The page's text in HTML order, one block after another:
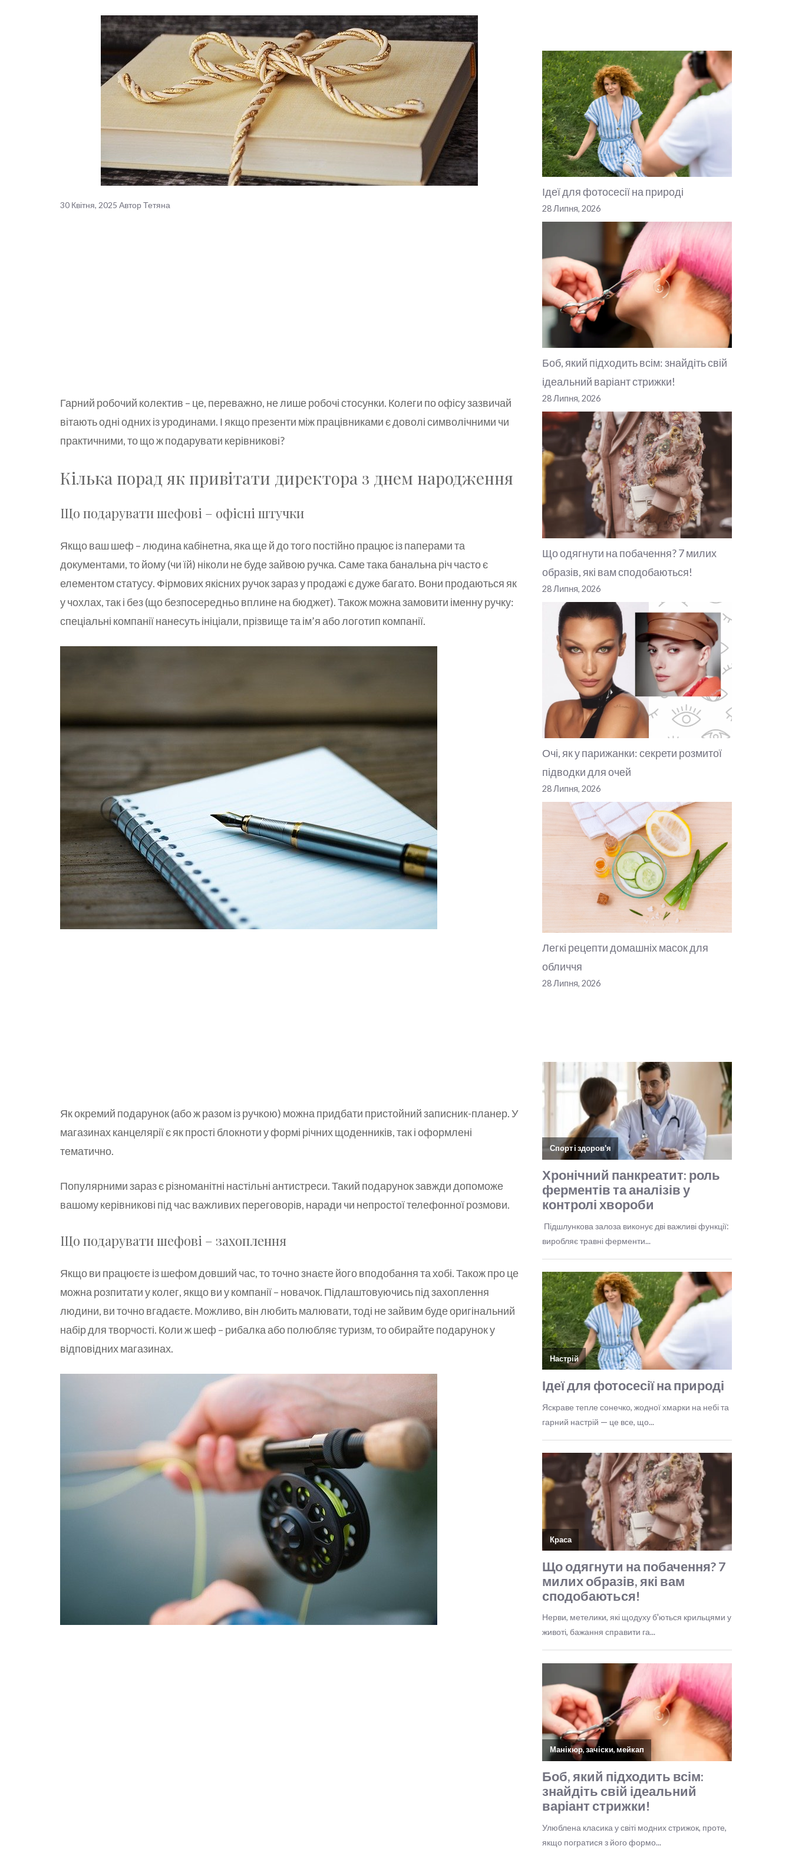
30 Квітня, 2025 АвторТетяна
Гарний робочий колектив – це, переважно, не лише робочі стосунки. Колеги по офісу зазвичай
вітають одні одних із уродинами. І якщо презенти між працівниками є доволі символічними чи
практичними, то що ж подарувати керівникові?
Кілька порад як привітати директора з днем народження
Що подарувати шефові – офісні штучки
Якщо ваш шеф – людина кабінетна, яка ще й до того постійно працює із паперами та
документами, то йому (чи їй) ніколи не буде зайвою ручка. Саме така банальна річ часто є
елементом статусу. Фірмових якісних ручок зараз у продажі є дуже багато. Вони продаються як
у чохлах, так і без (що безпосередньо вплине на бюджет). Також можна замовити іменну ручку:
спеціальні компанії нанесуть ініціали, прізвище та ім’я або логотип компанії.
Як окремий подарунок (або ж разом із ручкою) можна придбати пристойний записник-планер. У
магазинах канцелярії є як прості блокноти у формі річних щоденників, так і оформлені
тематично.
Популярними зараз є різноманітні настільні антистреси. Такий подарунок завжди допоможе
вашому керівникові під час важливих переговорів, наради чи непростої телефонної розмови.
Що подарувати шефові – захоплення
Якщо ви працюєте із шефом довший час, то точно знаєте його вподобання та хобі. Також про це
можна розпитати у колег, якщо ви у компанії – новачок. Підлаштовуючись під захоплення
людини, ви точно вгадаєте. Можливо, він любить малювати, тоді не зайвим буде оригінальний
набір для творчості. Коли ж шеф – рибалка або полюбляє туризм, то обирайте подарунок у
відповідних магазинах.
Ідеї для фотосесії на природі
28 Липня, 2026
Боб, який підходить всім: знайдіть свій
ідеальний варіант стрижки!
28 Липня, 2026
Що одягнути на побачення? 7 милих
образів, які вам сподобаються!
28 Липня, 2026
Очі, як у парижанки: секрети розмитої
підводки для очей
28 Липня, 2026
Легкі рецепти домашніх масок для
обличчя
28 Липня, 2026